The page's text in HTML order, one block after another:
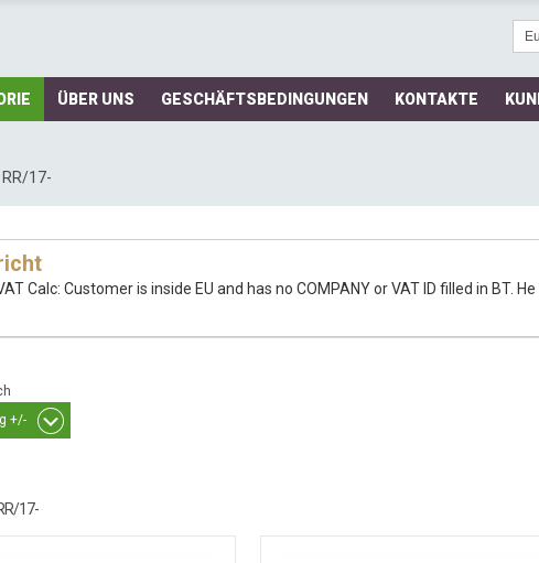
ÜBER UNS GESCHÄFTSBEDINGUNGEN KONTAKTE
17-
Calc: Customer is inside EU and has no COMPANY or VAT ID filled in BT.
+/-
17-